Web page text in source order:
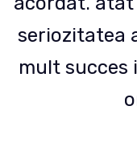
seriozitatea
mult succes